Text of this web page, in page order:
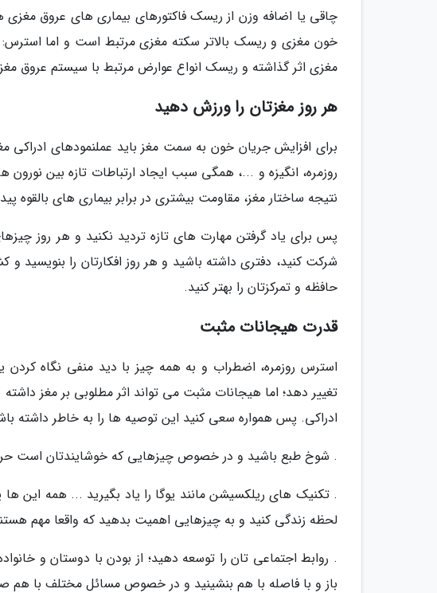
چاقی یا اضافه وزن از ریسک فاکتورهای بیماری های عروق
خون مغزی و ریسک بالاتر سکته مغزی مرتبط است و اما استرس:
مغزی اثر گذاشته و ریسک انواع عوارض مرتبط با سیستم عروق
هر روز مغزتان را ورزش دهید
برای افزایش جریان خون به سمت مغز باید عملنمودهای ادراکی
روزمره، انگیزه و ...، همگی سبب ایجاد ارتباطات تازه بین
نتیجه ساختار مغز، مقاومت بیشتری در برابر بیماری های بالقوه
پس برای یاد گرفتن مهارت های تازه تردید نکنید و هر روز
شرکت کنید، دفتری داشته باشید و هر روز افکارتان را بنویسید
حافظه و تمرکزتان را بهتر کنید.
قدرت هیجانات مثبت
استرس روزمره، اضطراب و به همه چیز با دید منفی نگاه کردن
تغییر دهد؛ اما هیجانات مثبت می تواند اثر مطلوبی بر مغز
ادراکی. پس همواره سعی کنید این توصیه ها را به خاطر داشته
. شوخ طبع باشید و در خصوص چیزهایی که خوشایندتان است
. تکنیک های ریلکسیشن مانند یوگا را یاد بگیرید ... همه این ها
لحظه زندگی کنید و به چیزهایی اهمیت بدهید که واقعا مهم
. روابط اجتماعی تان را توسعه دهید؛ از بودن با دوستان و
باز و با فاصله با هم بنشینید و در خصوص مسائل مختلف با هم